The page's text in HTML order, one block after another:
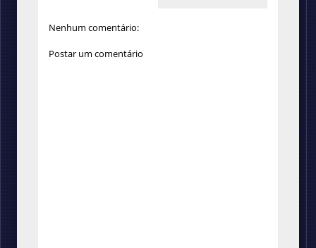
Nenhum comentário:
Postar um comentário